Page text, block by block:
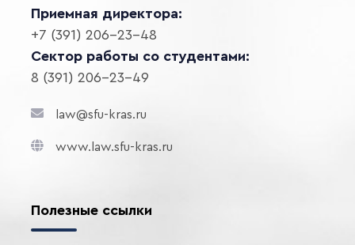
Приемная директора:
+7 (391) 206-23-48
Сектор работы со студентами:
8 (391) 206-23-49
law@sfu-kras.ru
www.law.sfu-kras.ru
Полезные ссылки